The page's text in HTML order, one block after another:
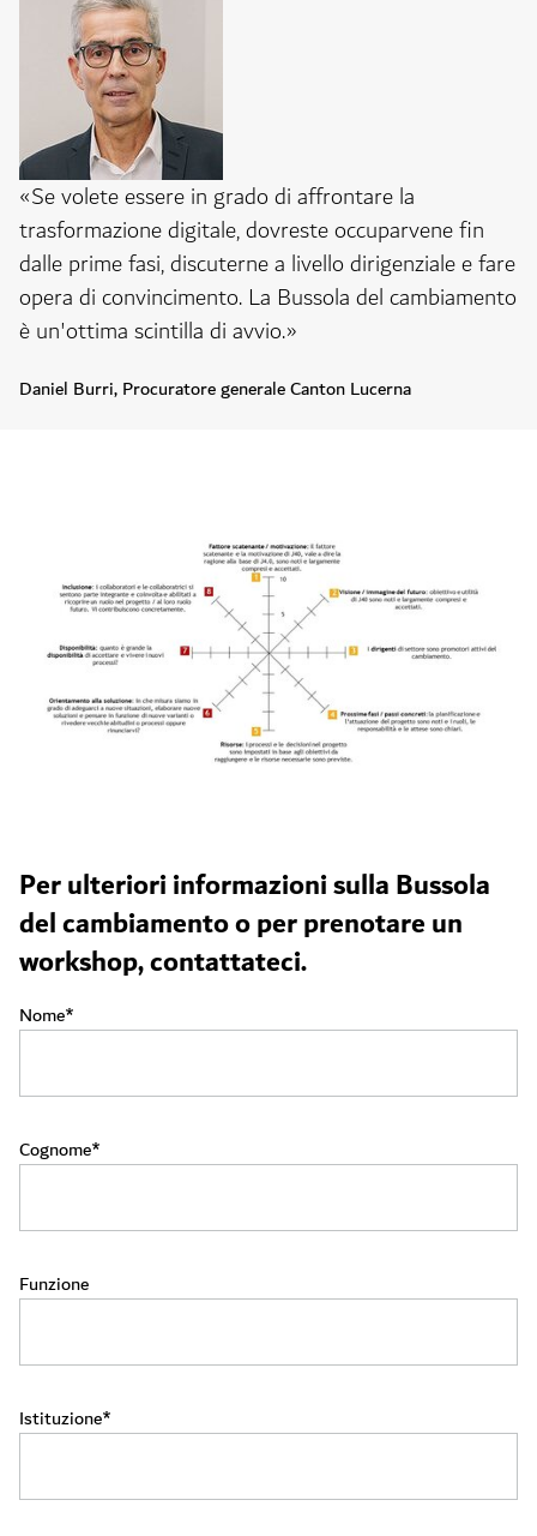
«Se volete essere in grado di affrontare la
trasformazione digitale, dovreste occuparvene fin
dalle prime fasi, discuterne a livello dirigenziale e fare
opera di convincimento. La Bussola del cambiamento
è un'ottima scintilla di avvio.»
Daniel Burri, Procuratore generale Canton Lucerna
Per ulteriori informazioni sulla Bussola
del cambiamento o per prenotare un
workshop, contattateci.
Nome
Cognome
Funzione
Istituzione